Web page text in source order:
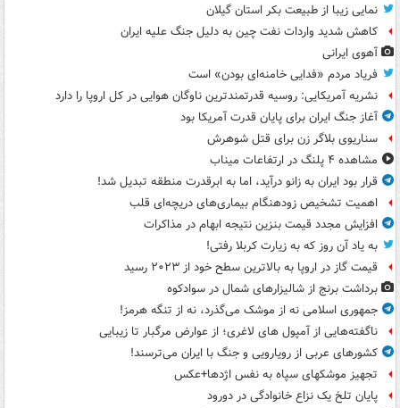
نمایی زیبا از طبیعت بکر استان گیلان
کاهش شدید واردات نفت چین به دلیل جنگ علیه ایران
آهوی ایرانی
فریاد مردم «فدایی خامنه‌ای بودن» است
نشریه آمریکایی: روسیه قدرتمندترین ناوگان هوایی در کل اروپا را دارد
آغاز جنگ ایران برای پایان قدرت آمریکا بود
سناریوی بلاگر زن برای قتل شوهرش
مشاهده ۴ پلنگ در ارتفاعات میناب
قرار بود ایران به زانو درآید، اما به ابرقدرت منطقه تبدیل شد!
اهمیت تشخیص زودهنگام بیماری‌های دریچه‌ای قلب
افزایش مجدد قیمت بنزین نتیجه ابهام در مذاکرات
به یاد آن روز که به زیارت کربلا رفتی!
قیمت گاز در اروپا به بالاترین سطح خود از ۲۰۲۳ رسید
برداشت برنج از شالیزارهای شمال در سوادکوه
جمهوری اسلامی نه از موشک می‌گذرد، نه از تنگه هرمز!
ناگفته‌هایی از آمپول های لاغری؛ از عوارض مرگبار تا زیبایی
کشورهای عربی از رویارویی و جنگ با ایران می‌ترسند!
تجهیز موشکهای سپاه به نفس اژدها+عکس
پایان تلخ یک نزاع خانوادگی در دورود